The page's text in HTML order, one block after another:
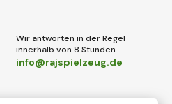
Wir antworten in der Regel
innerhalb von 8 Stunden
info@rajspielzeug.de